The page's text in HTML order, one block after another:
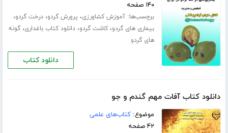
۱۴۰ صفحه
برچسب‌ها:آموزش کشاورزی، پرورش گردو،درخت گردو،
بیماری های گردو،کاشت گردو،دانلود کتاب باغداری،گونه
های گردو
دانلود کتاب
دانلود کتاب آفات مهم گندم و جو
موضوع:کتاب‌های علمی
۴۲ صفحه